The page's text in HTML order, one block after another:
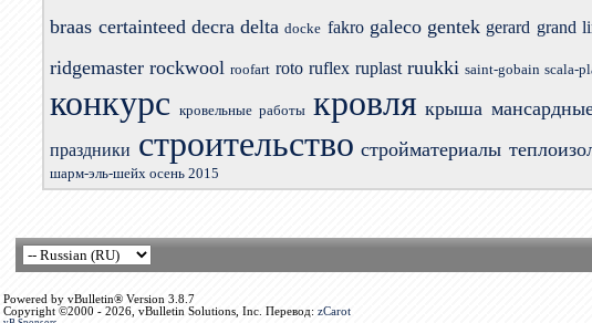
braas certainteed decra delta docke fakro galeco gentek gerard grand
ridgemaster rockwool roofart roto ruflex ruplast ruukki saint-gobain scala-
конкурс кровельные работы кровля крыша
праздники строительство стройматериалы
шарм-эль-шейх осень 2015
Powered by vBulletin® Version 3.8.7
Copyright ©2000 - 2026, vBulletin Solutions, Inc. Перевод: zCarot